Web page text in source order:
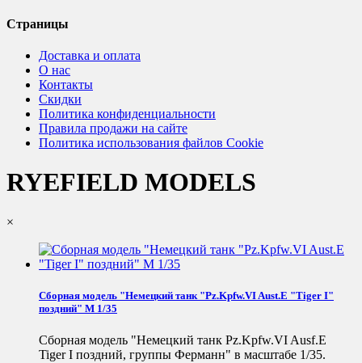
Страницы
Доставка и оплата
О нас
Контакты
Скидки
Политика конфиденциальности
Правила продажи на сайте
Политика использования файлов Cookie
RYEFIELD MODELS
×
Сборная модель "Немецкий танк "Pz.Kpfw.VI Aust.E "Tiger I"
поздний" М 1/35
Сборная модель "Немецкий танк Pz.Kpfw.VI Ausf.E
Tiger I поздний, группы Ферманн" в масштабе 1/35.